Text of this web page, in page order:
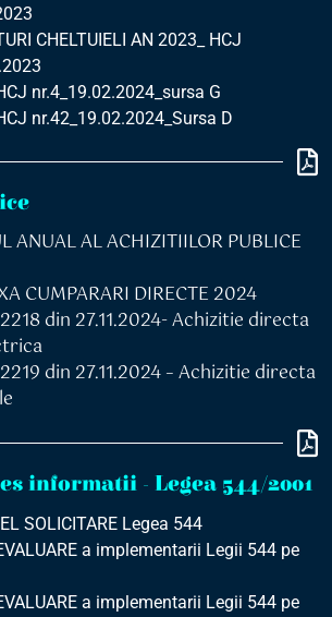
CHELTUIELI AN 2023_ HCJ
nr.4_19.02.2024_sursa G
nr.42_19.02.2024_Sursa D
ANUAL AL ACHIZITIILOR PUBLICE
CUMPARARI DIRECTE 2024
din 27.11.2024- Achizitie directa
din 27.11.2024 – Achizitie directa
informatii - Legea 544/2001
SOLICITARE Legea 544
a implementarii Legii 544 pe
a implementarii Legii 544 pe